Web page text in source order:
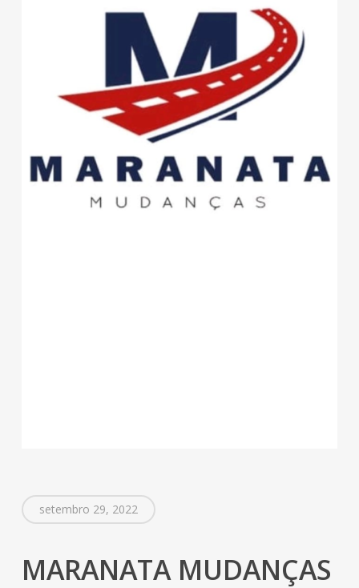
setembro 29, 2022
MARANATA MUDANÇAS